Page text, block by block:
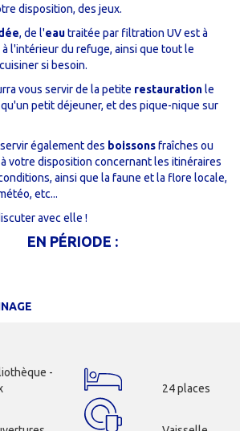
disposition, des jeux.
, de l'eautraitée par filtration UV est à
l'intérieur du refuge, ainsi que tout le
si besoin.
vous servir de la petite restaurationle
qu'un petit déjeuner, et des pique-nique sur
également des boissonsfraîches ou
votre disposition concernant les itinéraires
ainsi que la faune et la flore locale,
etc...
avec elle !
EN PÉRIODE :
-
24 places